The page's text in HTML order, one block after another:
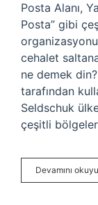
Posta Alanı,
Posta” gibi
cehalet
ne demek
tarafından
Seldschuk
çeşitli
Devamını